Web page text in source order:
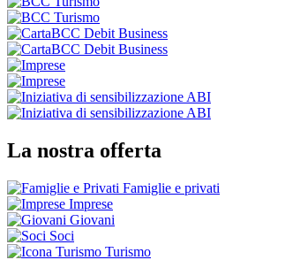
La nostra offerta
Famiglie e privati
Imprese
Giovani
Soci
Turismo